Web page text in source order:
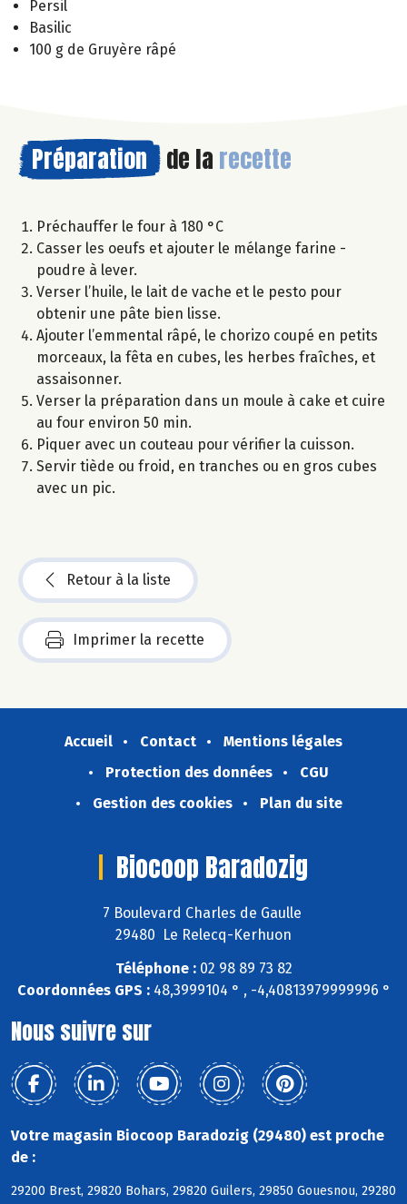
Persil
Basilic
100 g de Gruyère râpé
Préparation de la recette
Préchauffer le four à 180 °C
Casser les oeufs et ajouter le mélange farine -
poudre à lever.
Verser l’huile, le lait de vache et le pesto pour
obtenir une pâte bien lisse.
Ajouter l’emmental râpé, le chorizo coupé en petits
morceaux, la fêta en cubes, les herbes fraîches, et
assaisonner.
Verser la préparation dans un moule à cake et cuire
au four environ 50 min.
Piquer avec un couteau pour vérifier la cuisson.
Servir tiède ou froid, en tranches ou en gros cubes
avec un pic.
Retour à la liste
Imprimer la recette
Accueil Contact
Mentions légales
Protection des données
CGU
Gestion des cookies
Plan du site
Biocoop Baradozig
7 Boulevard Charles de Gaulle
29480 Le Relecq-Kerhuon
Téléphone :02 98 89 73 82
Coordonnées GPS :48,3999104 ° , -4,40813979999996 °
Nous suivre sur
Votre magasin Biocoop Baradozig (29480) est proche
de :
29200 Brest, 29820 Bohars, 29820 Guilers, 29850 Gouesnou, 29280